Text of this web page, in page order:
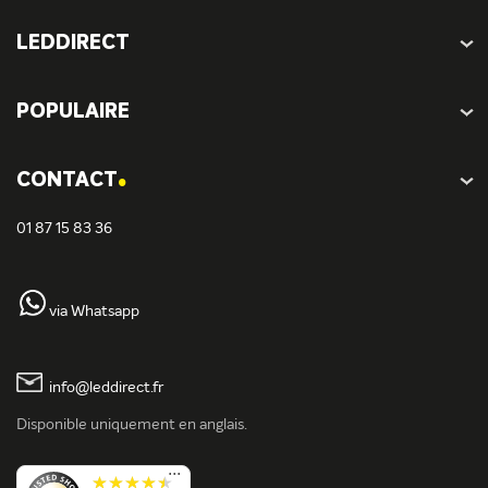
LEDDIRECT
POPULAIRE
CONTACT.
01 87 15 83 36
via Whatsapp
info@leddirect.fr
Disponible uniquement en anglais.
...